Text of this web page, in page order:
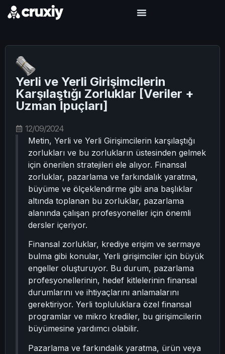
Yerli ve Yerli Girişimcilerin
Karşılaştığı Zorluklar [Veriler +
Uzman İpuçları]
12/09/2024
Metin, Yerli ve Yerli Girişimcilerin karşılaştığı
zorlukları ve bu zorlukların üstesinden gelmek
için önerilen stratejileri ele alıyor. Finansal
zorluklar, pazarlama ve farkındalık yaratma,
büyüme ve ölçeklendirme gibi ana başlıklar
altında toplanan bu zorluklar, pazarlama
alanında çalışan profesyoneller için önemli
dersler içeriyor.
Finansal zorluklar, krediye erişim ve sermaye
bulma gibi konular, Yerli girişimciler için büyük
engeller oluşturuyor. Bu durum, pazarlama
profesyonellerinin, hedef kitlelerinin finansal
durumlarını ve ihtiyaçlarını anlamalarını
gerektiriyor. Yerli topluluklara özel finansal
programlar ve mikro krediler, bu girişimcilerin
büyümesine yardımcı olabilir.
Pazarlama ve farkındalık yaratma, ürün veya